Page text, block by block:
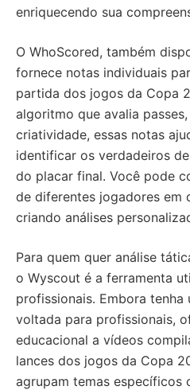
enriquecendo sua
O WhoScored, também
fornece notas individuais
partida dos jogos da Copa
algoritmo que avalia
criatividade, essas notas
identificar os verdadeiros
do placar final. Você pode
de diferentes jogadores em
criando análises
Para quem quer análise
o Wyscout é a ferramenta
profissionais. Embora tenha
voltada para profissionais,
educacional a vídeos
lances dos jogos da Copa
agrupam temas específicos